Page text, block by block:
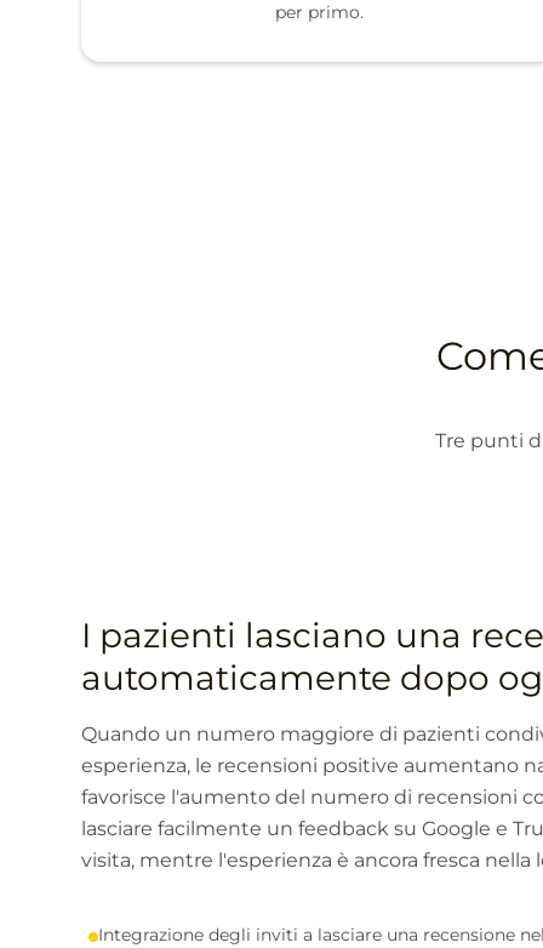
per primo.
Tre punti
I pazienti lasciano una
automaticamente dopo
Quando un numero maggiore di pazienti
esperienza, le recensioni positive aumentano
favorisce l'aumento del numero di recensioni
lasciare facilmente un feedback su Google e
visita, mentre l'esperienza è ancora fresca nella
Integrazione degli inviti a lasciare una recensione